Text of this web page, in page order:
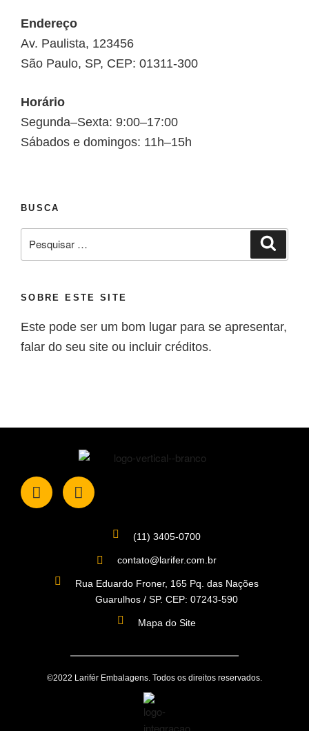
Endereço
Av. Paulista, 123456
São Paulo, SP, CEP: 01311-300
Horário
Segunda–Sexta: 9:00–17:00
Sábados e domingos: 11h–15h
BUSCA
SOBRE ESTE SITE
Este pode ser um bom lugar para se apresentar,
falar do seu site ou incluir créditos.
(11) 3405-0700
contato@larifer.com.br
Rua Eduardo Froner, 165 Pq. das Nações
Guarulhos / SP. CEP: 07243-590
Mapa do Site
©2022 Larifér Embalagens. Todos os direitos reservados.